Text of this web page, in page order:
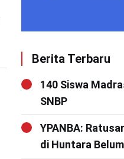
Berita Terbaru
140 Siswa
SNBP
YPANBA:
di Huntara